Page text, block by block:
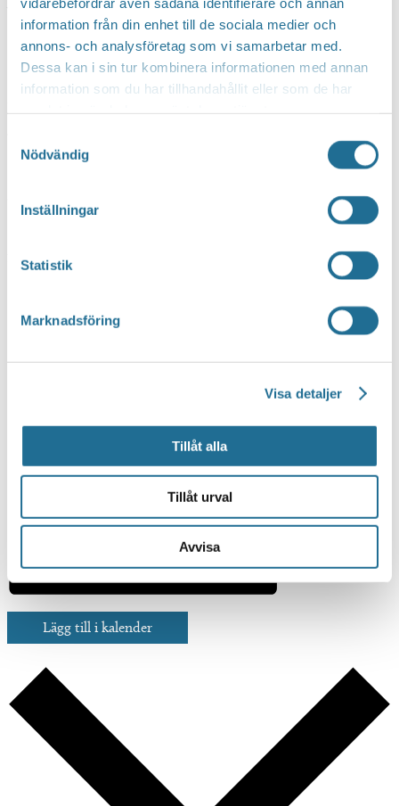
information från din enhet till de sociala medier och
annons- och analysföretag som vi samarbetar med.
Dessa kan i sin tur kombinera informationen med annan
information som du har tillhandahållit eller som de har
Nödvändig
Inställningar
Statistik
Marknadsföring
Visa detaljer
Tillåt alla
Tillåt urval
Avvisa
Vardagar kl 10-18
Lördagar kl 10-15
Söndagar finns ett fåtal aktiviteter tillgängligt,
obemannat
Sommartorget är en satsning för ett levande
centrum och liv och rörelse på Stora torget.
Satsningen görs av Tillväxt Motala i samarbete
med Motala kommun, Fritidsbanken, RF-Sisu och
Lägg till i kalender